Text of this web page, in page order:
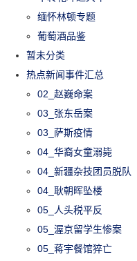
缅怀林顿专题
葡萄酒品鉴
暂未分类
热点新闻事件汇总
02_赵巍命案
03_张东岳案
03_萨斯疫情
04_华裔女童溺毙
04_新疆杂技团员脱队
04_耿朝晖坠楼
05_人头税平反
05_渥京留学生惨案
05_蒋宇餐馆猝亡